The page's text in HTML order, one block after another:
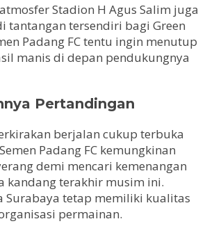
Stadion H Agus Salim juga
tantangan tersendiri bagi Green
Padang FC tentu ingin menutup
manis di depan pendukungnya
Pertandingan
berjalan cukup terbuka
Padang FC kemungkinan
demi mencari kemenangan
kandang terakhir musim ini.
Surabaya tetap memiliki kualitas
permainan.